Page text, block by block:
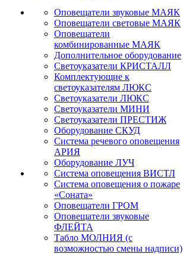
Оповещатели звуковые МАЯК
Оповещатели световые МАЯК
Оповещатели
комбинированные МАЯК
Дополнительное оборудование
Светоуказатели КРИСТАЛЛ
Комплектующие к
светоуказателям ЛЮКС
Светоуказатели ЛЮКС
Светоуказатели МИНИ
Светоуказатели ПРЕСТИЖ
Оборудование СКУД
Система речевого оповещения
АРИЯ
Оборудование ЛУЧ
Система оповещения ВИСТЛ
Система оповещения о пожаре
«Соната»
Оповещатели ГРОМ
Оповещатели звуковые
ФЛЕЙТА
Табло МОЛНИЯ (с
возможностью смены надписи)